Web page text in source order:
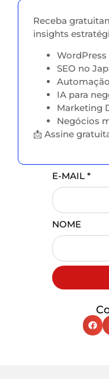
Receba
insights
WordPress
SEO no
Automação
IA para
Marketing
Negócios
📩 Assine
E-MAIL*
NOME